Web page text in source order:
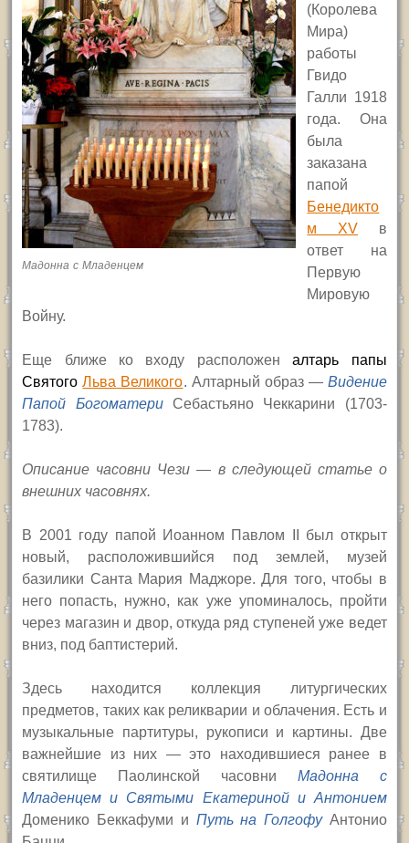
Мадонна с Младенцем
(Королева
Мира)
работы
Гвидо
Галли 1918
года. Она
была
заказана
папой
Бенедикто
м XV в
ответ на
Первую
Мировую
Войну.
Еще ближе ко входу расположеналтарь папы
СвятогоЛьва Великого. Алтарный образ — Видение
Папой БогоматериСебастьяно Чеккарини (1703-
1783).
Описание часовни Чези — в следующей статье о
внешних часовнях.
В 2001 году папой Иоанном Павлом
был открыт
новый, расположившийся под землей, музей
базилики Санта Мария Маджоре. Для того, чтобы в
него попасть, нужно, как уже упоминалось, пройти
через магазин и двор, откуда ряд ступеней уже ведет
вниз, под баптистерий.
Здесь находится коллекция литургических
предметов, таких как реликварии и облачения. Есть и
музыкальные партитуры, рукописи и картины. Две
важнейшие из них — это находившиеся ранее в
святилище Паолинской часовни Мадонна с
Младенцем и Святыми Екатериной и Антонием
Доменико Беккафуми и Путь на ГолгофуАнтонио